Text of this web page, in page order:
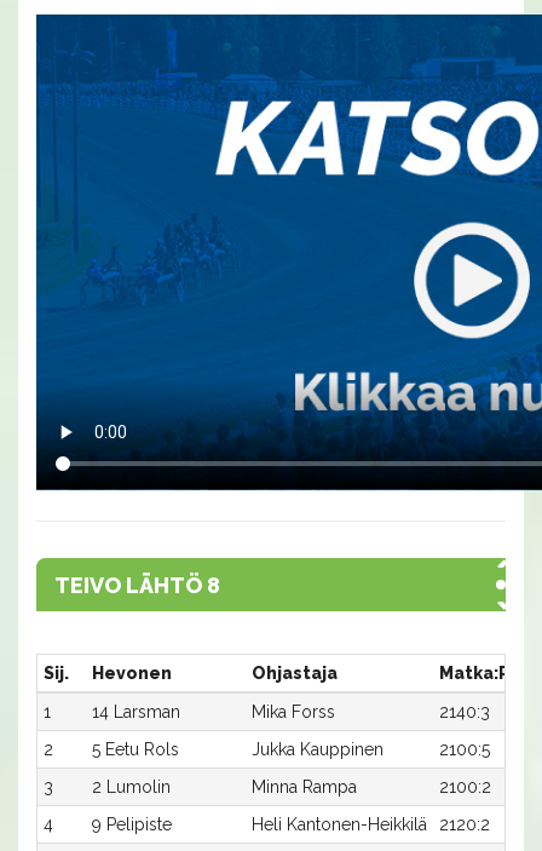
TEIVO LÄHTÖ 8
Sij. Hevonen Ohjastaja
Matka:Rata
1
14 Larsman Mika Forss
2140:3
2
5 Eetu Rols Jukka Kauppinen
2100:5
3
2 Lumolin Minna Rampa
2100:2
4
9 Pelipiste Heli Kantonen-Heikkilä
2120:2